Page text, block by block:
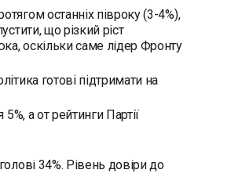
останніх півроку (3-4%),
що різкий ріст
оскільки саме лідер Фронту
готові підтримати на
а от рейтинги Партії
34%. Рівень довіри до